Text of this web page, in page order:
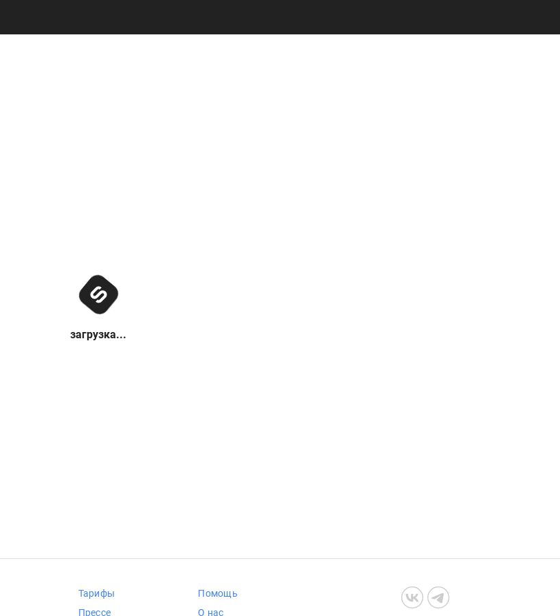
загрузка...
Тарифы
Прессе
Помощь
О нас